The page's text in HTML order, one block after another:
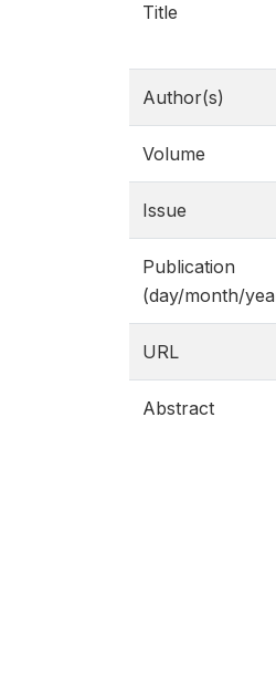
Title
Author(s)
Volume
Issue
Publication
(day/month/
URL
Abstract